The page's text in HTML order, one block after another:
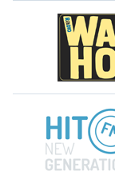
descriptions
selected
settings
opens
subtitles